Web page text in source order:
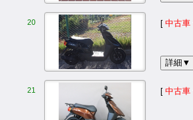
20 [ 中古車
詳細▼
21 [ 中古車